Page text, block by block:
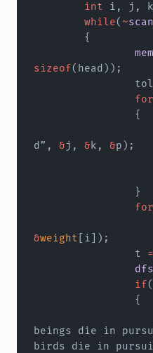
	int
i, j,
	while
(~
	{
sizeof(head));
		for
		{
d”, &j, &k, &p);
		}
		for
&weight [i]);
		t
=
		dfs
		if
		{
beings die in
birds die in